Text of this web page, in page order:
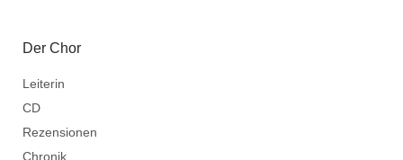
Der Chor
Leiterin
CD
Rezensionen
Chronik